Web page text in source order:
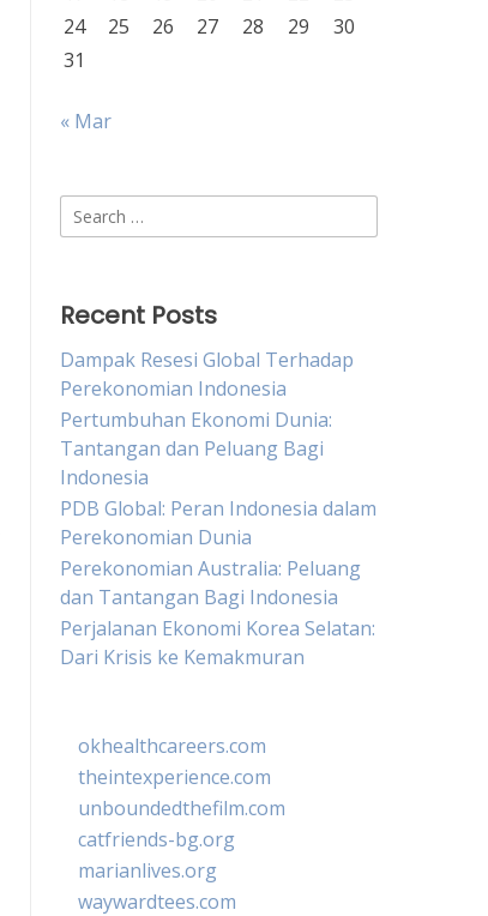
24
25 26 27 28 29
30
31
« Mar
Search
for:
Recent Posts
Dampak Resesi Global Terhadap
Perekonomian Indonesia
Pertumbuhan Ekonomi Dunia:
Tantangan dan Peluang Bagi
Indonesia
PDB Global: Peran Indonesia dalam
Perekonomian Dunia
Perekonomian Australia: Peluang
dan Tantangan Bagi Indonesia
Perjalanan Ekonomi Korea Selatan:
Dari Krisis ke Kemakmuran
okhealthcareers.com
theintexperience.com
unboundedthefilm.com
catfriends-bg.org
marianlives.org
waywardtees.com